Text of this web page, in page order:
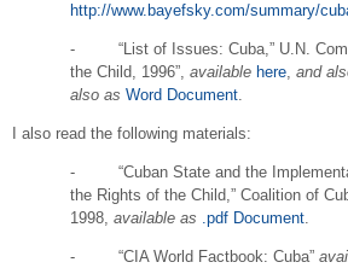
http://www.bayefsky.com/summary/
- “List of Issues: Cuba,” U.N.
the Child, 1996”, available here, and
also as Word Document.
I also read the following materials:
- “Cuban State and the
the Rights of the Child,” Coalition of
1998, available as .pdf Document.
- “CIA World Factbook: Cuba”